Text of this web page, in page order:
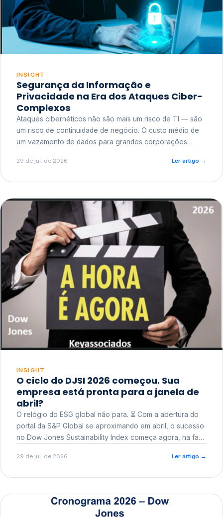
INSIGHT
Segurança da Informação e
Privacidade na Era dos Ataques Ciber-
Complexos
Ataques cibernéticos não são mais um risco de TI — são
um risco de continuidade de negócio. O custo médio de
um vazamento de dados para grandes corporações
reputacional e o risco regulatório junto a órgãos como a
29 de jul. de 2026 Ler artigo →
INSIGHT
O ciclo do DJSI 2026 começou. Sua
empresa está pronta para a janela de
abril?
O relógio do ESG global não para. ⏳ Com a abertura do
portal da S&P Global se aproximando em abril, o sucesso
no Dow Jones Sustainability Index começa agora, na fase
29 de jul. de 2026 Ler artigo →